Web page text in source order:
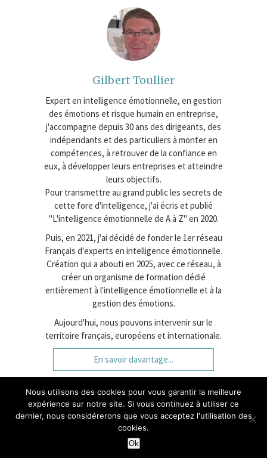
Gilbert Toullier
Expert en intelligence émotionnelle, en gestion
des émotions et risque humain en entreprise,
j'accompagne depuis 30 ans des dirigeants, des
indépendants et des particuliers à monter en
compétences, à retrouver de la confiance en
eux, à développer leurs entreprises et atteindre
leurs objectifs.
Pour transmettre au grand public les secrets de
cette fore d'intelligence, j'ai écris et publié
"L'intelligence émotionnelle de A à Z" en 2020.
Puis, en 2021, j'ai décidé de fonder le 1er réseau
Français d'experts en intelligence émotionnelle.
Création qui a abouti en 2025, avec ce réseau, à
créer un organisme de formation dédié
entièrement à l'intelligence émotionnelle et à la
gestion des émotions.
Aujourd'hui, nous pouvons intervenir sur le
territoire français, européens et internationale.
En savoir davantage...
Création : Gilbert Toullier | Webdesign :amorenko
Mentions légales et CGV |
Nous utilisons des cookies pour vous garantir la meilleure
expérience sur notre site. Si vous continuez à utiliser ce
dernier, nous considérerons que vous acceptez l'utilisation des
cookies.
Ok